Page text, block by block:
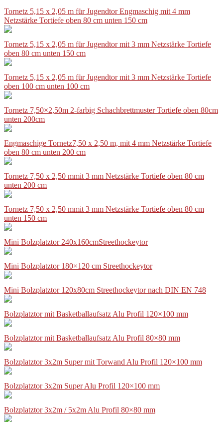
Tornetz 5,15 x 2,05 m für Jugendtor Engmaschig mit 4 mm
Netzstärke Tortiefe oben 80 cm unten 150 cm
Tornetz 5,15 x 2,05 m für Jugendtor mit 3 mm Netzstärke Tortiefe
oben 80 cm unten 150 cm
Tornetz 5,15 x 2,05 m für Jugendtor mit 3 mm Netzstärke Tortiefe
oben 100 cm unten 100 cm
Tornetz 7,50×2,50m 2-farbig Schachbrettmuster Tortiefe oben 80cm
unten 200cm
Engmaschige Tornetz7,50 x 2,50 m, mit 4 mm Netzstärke Tortiefe
oben 80 cm unten 200 cm
Tornetz 7,50 x 2,50 mmit 3 mm Netzstärke Tortiefe oben 80 cm
unten 200 cm
Tornetz 7,50 x 2,50 mmit 3 mm Netzstärke Tortiefe oben 80 cm
unten 150 cm
Mini Bolzplatztor 240x160cmStreethockeytor
Mini Bolzplatztor 180×120 cm Streethockeytor
Mini Bolzplatztor 120x80cm Streethockeytor nach DIN EN 748
Bolzplatztor mit Basketballaufsatz Alu Profil 120×100 mm
Bolzplatztor mit Basketballaufsatz Alu Profil 80×80 mm
Bolzplatztor 3x2m Super mit Torwand Alu Profil 120×100 mm
Bolzplatztor 3x2m Super Alu Profil 120×100 mm
Bolzplatztor 3x2m / 5x2m Alu Profil 80×80 mm